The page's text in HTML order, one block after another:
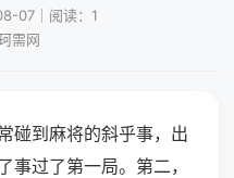
07｜阅读：1
需网
碰到麻将的斜乎事，出
事过了第一局。第二，